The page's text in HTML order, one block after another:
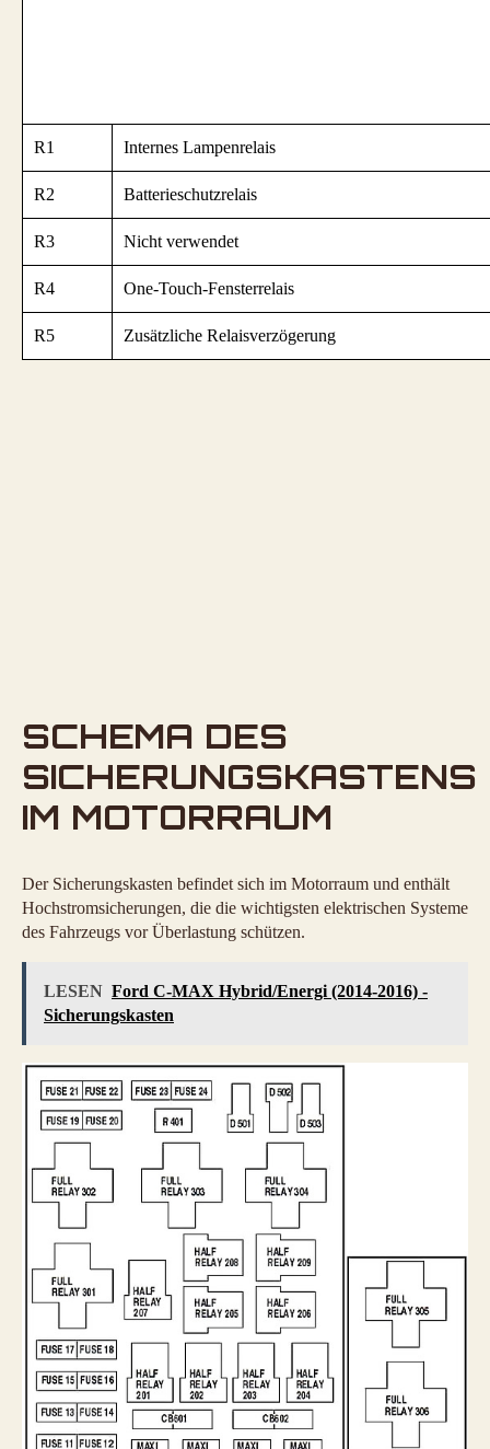
R1 Internes Lampenrelais
R2 Batterieschutzrelais
R3 Nicht verwendet
R4 One-Touch-Fensterrelais
R5 Zusätzliche Relaisverzögerung
SCHEMA DES
SICHERUNGSKASTENS
IM MOTORRAUM
Der Sicherungskasten befindet sich im Motorraum und enthält
Hochstromsicherungen, die die wichtigsten elektrischen Systeme
des Fahrzeugs vor Überlastung schützen.
LESEN Ford C-MAX Hybrid/Energi (2014-2016) -
Sicherungskasten